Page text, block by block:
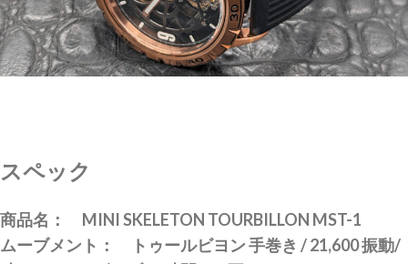
スペック
商品名： MINI SKELETON TOURBILLON MST-1
ムーブメント： トゥールビヨン 手巻き / 21,600 振動/